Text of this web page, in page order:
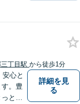
せに
きを
丁目駅 から徒歩1分
心と
。豊
とご
詳細を見
る